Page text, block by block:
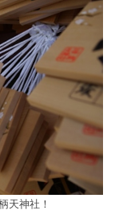
天神社！